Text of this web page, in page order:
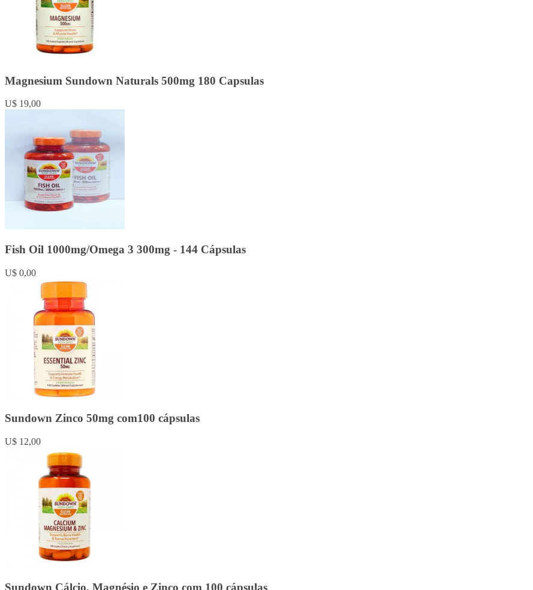
Magnesium Sundown Naturals 500mg 180 Capsulas
U$ 19,00
Fish Oil 1000mg/Omega 3 300mg - 144 Cápsulas
U$ 0,00
Sundown Zinco 50mg com100 cápsulas
U$ 12,00
Sundown Cálcio, Magnésio e Zinco com 100 cápsulas